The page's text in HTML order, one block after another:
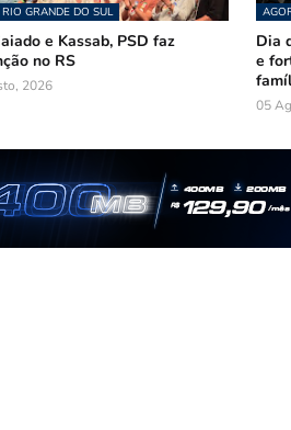
GRANDE DO SUL
e Kassab, PSD faz
no RS
2026
Dia
e
05